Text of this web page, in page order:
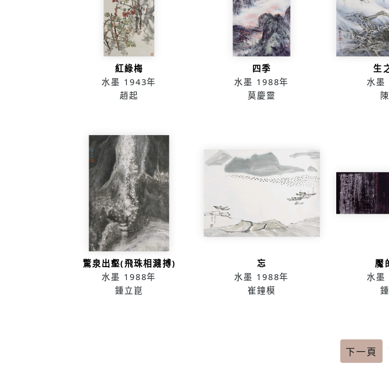
紅綠梅
水墨 1943年
趙起
四季
水墨 1988年
莫慶靈
生
水墨
驚泉出壑(飛珠相濺搏)
水墨 1988年
鍾立崑
忘
水墨 1988年
崔鐘模
魘
水墨